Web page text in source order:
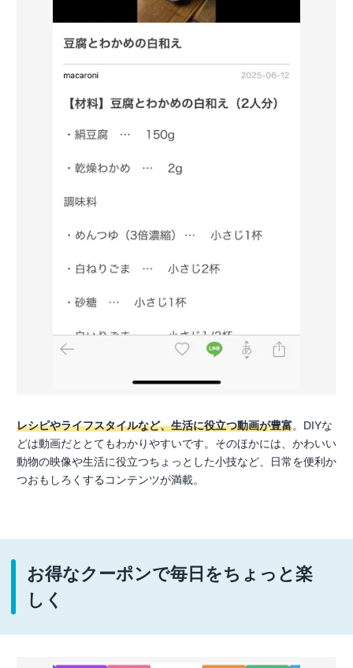
レシピやライフスタイルなど、生活に役立つ動画が豊富。DIYな
どは動画だととてもわかりやすいです。そのほかには、かわいい
動物の映像や生活に役立つちょっとした小技など、日常を便利か
つおもしろくするコンテンツが満載。
お得なクーポンで毎日をちょっと楽
しく